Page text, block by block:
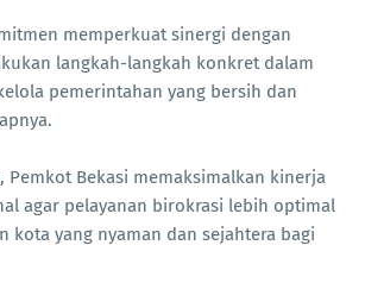
memperkuat sinergi dengan
langkah-langkah konkret dalam
pemerintahan yang bersih dan
Pemkot Bekasi memaksimalkan kinerja
agar pelayanan birokrasi lebih optimal
kota yang nyaman dan sejahtera bagi